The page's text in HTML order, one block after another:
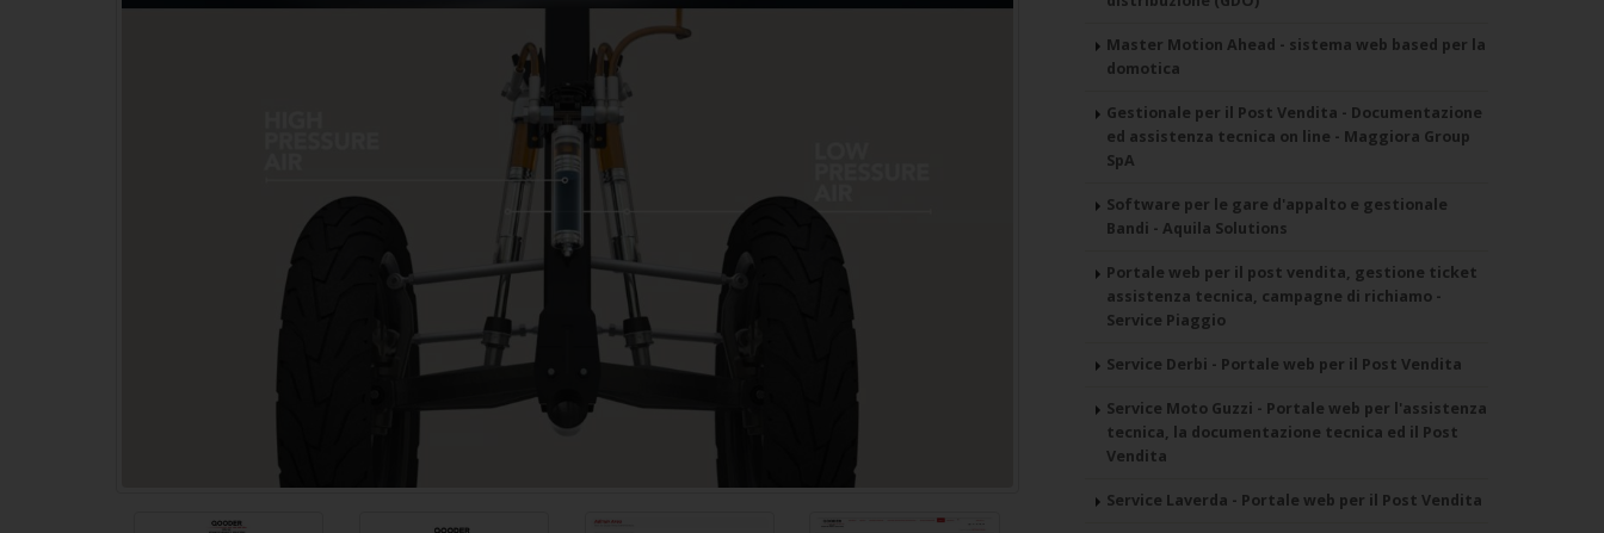
Master Motion Ahead - sistema web based per la
domotica
Gestionale per il Post Vendita - Documentazione
ed assistenza tecnica on line - Maggiora Group
SpA
Software per le gare d'appalto e gestionale
Bandi - Aquila Solutions
Portale web per il post vendita, gestione ticket
assistenza tecnica, campagne di richiamo -
Service Piaggio
Service Derbi - Portale web per il Post Vendita
Service Moto Guzzi - Portale web per l'assistenza
tecnica, la documentazione tecnica ed il Post
Vendita
Service Laverda - Portale web per il Post Vendita